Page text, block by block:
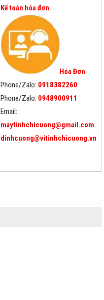
Kế toán hóa đơn
Hóa Đơn
Phone/Zalo: 0918382260
Phone/Zalo: 0948900911
Email:
maytinhchicuong@gmail.com
dinhcuong@vitinhchicuong.vn